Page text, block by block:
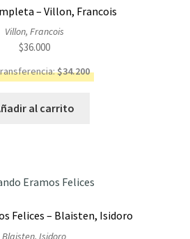
– Villon, Francois
Villon, Francois
$36.000
$34.200
al carrito
Felices – Blaisten, Isidoro
Blaisten, Isidoro